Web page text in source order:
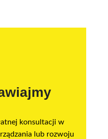
konsultacji w
lub rozwoju